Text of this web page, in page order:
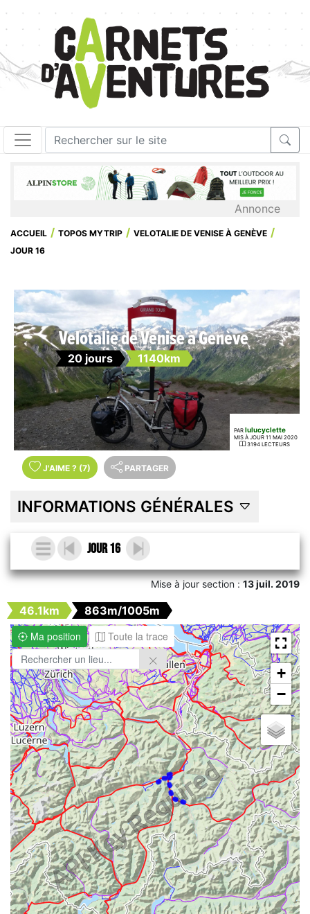
Annonce
ACCUEIL TOPOS MYTRIP
VELOTALIE DE VENISE À GENÈVE
JOUR 16
Velotalie de Venise à Genève
20 jours 1140km
PAR lulucyclette
MIS À JOUR 11 MAI 2020
3194 LECTEURS
J'AIME ? (7) PARTAGER
INFORMATIONS GÉNÉRALES
jour 16
Mise à jour section :13 juil. 2019
46.1km
863m/1005m
Ma position
Toute la trace
+
−